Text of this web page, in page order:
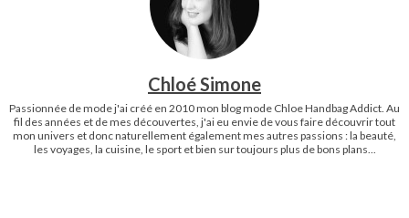
Chloé Simone
Passionnée de mode j'ai créé en 2010 mon blog mode Chloe Handbag Addict. Au
fil des années et de mes découvertes, j'ai eu envie de vous faire découvrir tout
mon univers et donc naturellement également mes autres passions : la beauté,
les voyages, la cuisine, le sport et bien sur toujours plus de bons plans...